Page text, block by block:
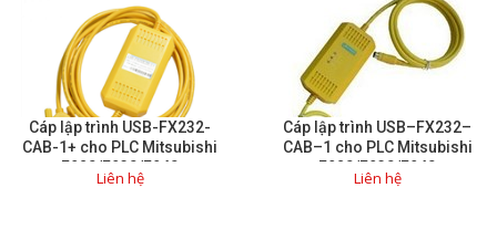
Cáp lập trình USB-FX232-
CAB-1+ cho PLC Mitsubishi
F920/F930/F940
Liên hệ
Cáp lập trình USB–FX232–
CAB–1 cho PLC Mitsubishi
F920/F930/F940
Liên hệ